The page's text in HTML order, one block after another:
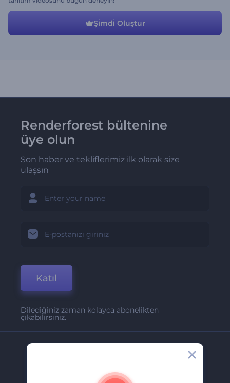
Şi̇mdi̇ Oluştur
Renderforest bültenine
üye olun
Son haber ve tekliflerimiz ilk olarak size
ulaşsın
Katıl
Dilediğiniz zaman kolayca abonelikten
çıkabilirsiniz.
Hakkımızda